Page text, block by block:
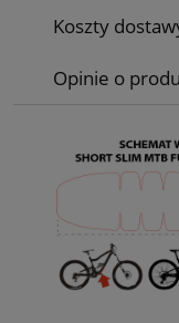
Koszty
Cena nie zawiera
Opinie o